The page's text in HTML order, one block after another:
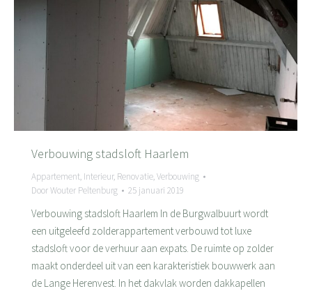
Verbouwing stadsloft Haarlem
Appartement, Interieur, Renovatie,Verbouwing
DoorWouter Peltenburg 25 januari 2019
Verbouwing stadsloft Haarlem In de Burgwalbuurt wordt
een uitgeleefd zolderappartement verbouwd tot luxe
stadsloft voor de verhuur aan expats. De ruimte op zolder
maakt onderdeel uit van een karakteristiek bouwwerk aan
de Lange Herenvest. In het dakvlak worden dakkapellen